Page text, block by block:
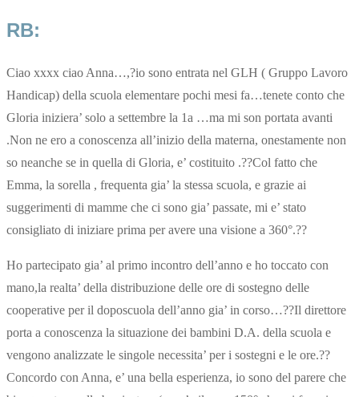
RB:
Ciao xxxx ciao Anna…,?io sono entrata nel GLH ( Gruppo Lavoro
Handicap) della scuola elementare pochi mesi fa…tenete conto che
Gloria iniziera’ solo a settembre la 1a …ma mi son portata avanti
.Non ne ero a conoscenza all’inizio della materna, onestamente non
so neanche se in quella di Gloria, e’ costituito .??Col fatto che
Emma, la sorella , frequenta gia’ la stessa scuola, e grazie ai
suggerimenti di mamme che ci sono gia’ passate, mi e’ stato
consigliato di iniziare prima per avere una visione a 360°.??
Ho partecipato gia’ al primo incontro dell’anno e ho toccato con
mano,la realta’ della distribuzione delle ore di sostegno delle
cooperative per il doposcuola dell’anno gia’ in corso…??Il direttore
porta a conoscenza la situazione dei bambini D.A. della scuola e
vengono analizzate le singole necessita’ per i sostegni e le ore.??
Concordo con Anna, e’ una bella esperienza, io sono del parere che